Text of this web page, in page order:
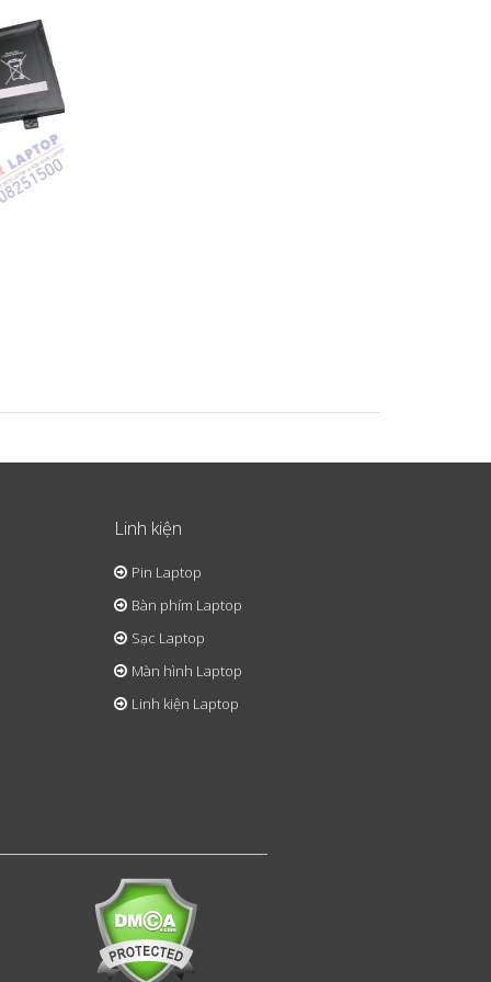
Linh kiện
Pin Laptop
Bàn phím Laptop
Sạc Laptop
Màn hình Laptop
Linh kiện Laptop